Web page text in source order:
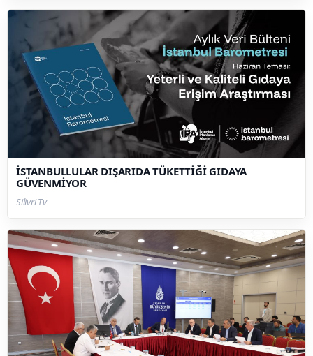
İSTANBULLULAR DIŞARIDA TÜKETTİĞİ GIDAYA
GÜVENMİYOR
Silivri Tv